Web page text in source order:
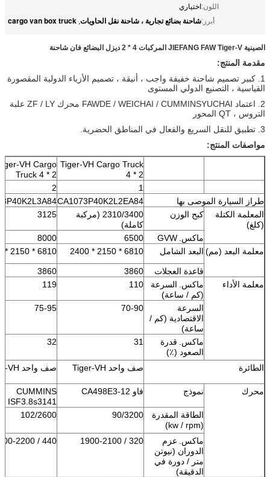
اللون:اختياري
أبرز:شاحنة بضائع تجارية ، شاحنة نقل الحاويات,
cargo van box truck
الصينية JIEFANG FAW Tiger-V المركبات 4 * 2 ديزل البضائع فان شاحنة
مقدمة المنتج:
1. كبير تصميم شاحنة خفيفة واجب ، أنيقة ، تصميم الأزياء الدولية المقصورة
القياسية ، التصنيع الدولي المستوى
2. اعتماد FAWDE / WEICHAI / CUMMINSYUCHAI محرك ZF / LY علبة
التروس ، QT المحور
3. تطبيق للنقل السريع والفعال في المناطق الحضرية.
مواصفات المنتج:
Tiger-VH Cargo Truck
4 * 2
VH Cargo
Truck 4 * 2
1
2
طراز السيارة الموصى بها
CA1073P40K2L2EA84
المعلمة الكتلة
(كلغ)
كبح الوزن
2310/3400 (مركبة
كاملة)
3125
ماكس. GVW
6500
8000
معلمة البعد (مم) البعد الشامل 6810 * 2150 * 2400
6810 * 2150 * 2400
قاعدة العجلات 3860
3860
معلمة الأداء
ماكس. السرعة
(كم / ساعة)
110
119
السرعة
الاقتصادية (كم /
ساعة)
70-90
75-95
ماكس. قدرة
الصعود (٪)
31
32
الطائرة صف واحد Tiger-VH صف واحد Tiger-VH
محرك نموذج فاو CA498E3-12
CUMMINS
ISF3.8s3141
الطاقة المقدرة
(kw / rpm)
90/3200
102/2600
ماكس. عزم
الدوران (نيوتن
متر / دورة في
الدقيقة)
320 / 1900-2100
440 / 1200-2200